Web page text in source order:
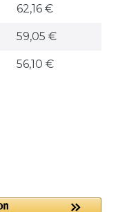
62,16 €
59,05 €
56,10 €